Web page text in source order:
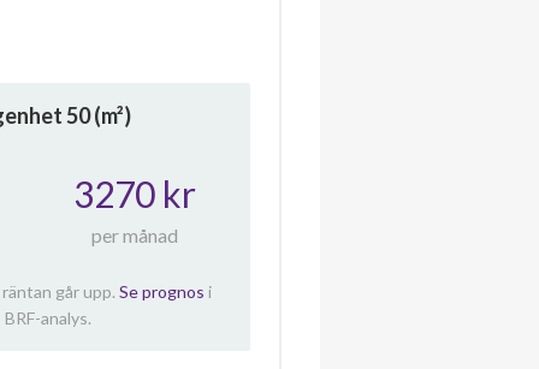
50(m²)
3270 kr
per månad
går upp. Se prognos i
analys.